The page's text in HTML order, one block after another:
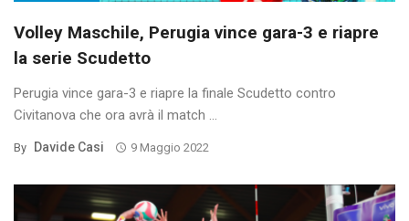
Volley Maschile, Perugia vince gara-3 e riapre
la serie Scudetto
Perugia vince gara-3 e riapre la finale Scudetto contro
Civitanova che ora avrà il match ...
By Davide Casi 9 Maggio 2022